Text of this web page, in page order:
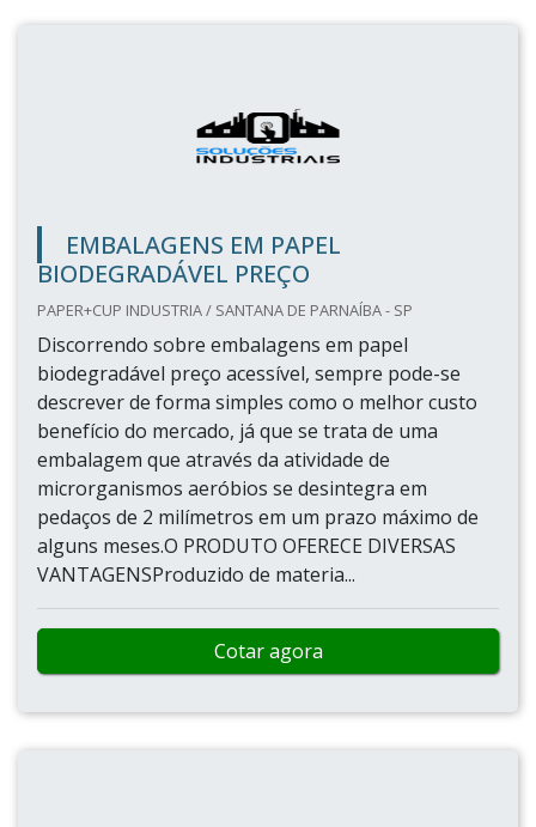
EMBALAGENS EM PAPEL
BIODEGRADÁVEL PREÇO
PAPER+CUP INDUSTRIA / SANTANA DE PARNAÍBA - SP
Discorrendo sobre embalagens em papel
biodegradável preço acessível, sempre pode-se
descrever de forma simples como o melhor custo
benefício do mercado, já que se trata de uma
embalagem que através da atividade de
microrganismos aeróbios se desintegra em
pedaços de 2 milímetros em um prazo máximo de
alguns meses.O PRODUTO OFERECE DIVERSAS
VANTAGENSProduzido de materia...
Cotar agora